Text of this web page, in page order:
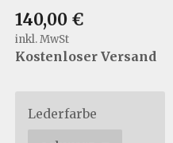
140,00 €
inkl. MwSt
Kostenloser Versand
Lederfarbe